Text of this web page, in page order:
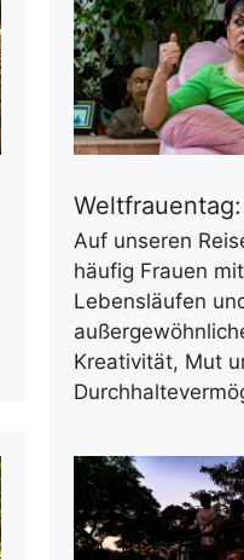
Auf unseren
häufig Frauen
Lebensläufen
Kreativität, Mut